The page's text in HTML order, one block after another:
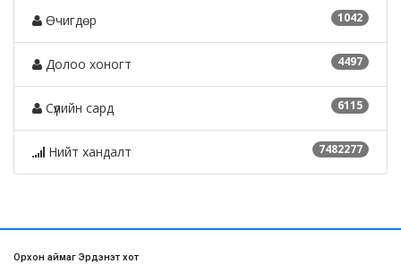
1042
Өчигдөр
4497
Долоо хоногт
6115
Сүүлийн сард
7482277
Нийт хандалт
Орхон аймаг Эрдэнэт хот